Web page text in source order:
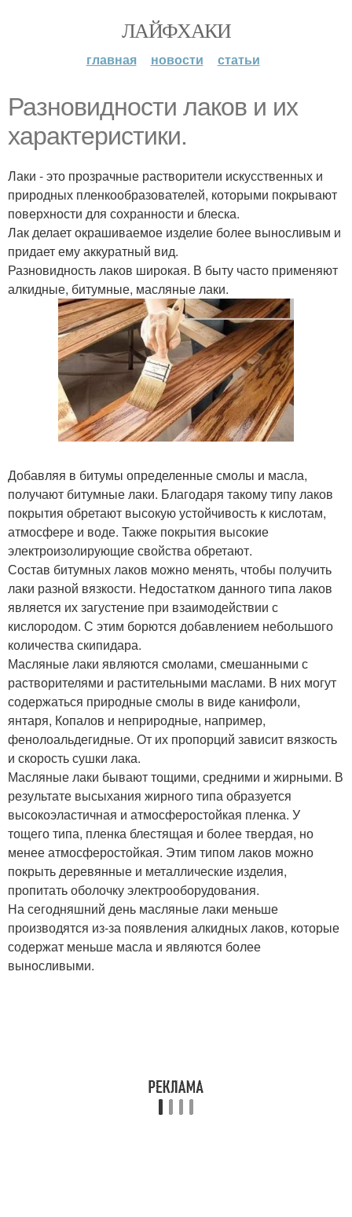
ЛАЙФХАКИ
главная новости статьи
Разновидности лаков и их
характеристики.
Лаки - это прозрачные растворители искусственных и
природных пленкообразователей, которыми покрывают
поверхности для сохранности и блеска.
Лак делает окрашиваемое изделие более выносливым и
придает ему аккуратный вид.
Разновидность лаков широкая. В быту часто применяют
алкидные, битумные, масляные лаки.
Добавляя в битумы определенные смолы и масла,
получают битумные лаки. Благодаря такому типу лаков
покрытия обретают высокую устойчивость к кислотам,
атмосфере и воде. Также покрытия высокие
электроизолирующие свойства обретают.
Состав битумных лаков можно менять, чтобы получить
лаки разной вязкости. Недостатком данного типа лаков
является их загустение при взаимодействии с
кислородом. С этим борются добавлением небольшого
количества скипидара.
Масляные лаки являются смолами, смешанными с
растворителями и растительными маслами. В них могут
содержаться природные смолы в виде канифоли,
янтаря, Копалов и неприродные, например,
фенолоальдегидные. От их пропорций зависит вязкость
и скорость сушки лака.
Масляные лаки бывают тощими, средними и жирными. В
результате высыхания жирного типа образуется
высокоэластичная и атмосферостойкая пленка. У
тощего типа, пленка блестящая и более твердая, но
менее атмосферостойкая. Этим типом лаков можно
покрыть деревянные и металлические изделия,
пропитать оболочку электрооборудования.
На сегодняшний день масляные лаки меньше
производятся из-за появления алкидных лаков, которые
содержат меньше масла и являются более
выносливыми.